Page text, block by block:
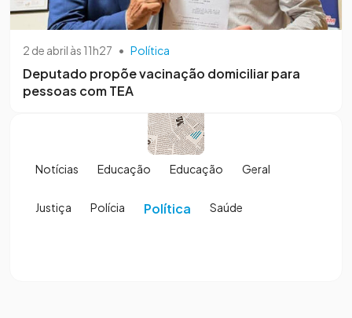
2 de abril às 11h27 • Política
Deputado propõe vacinação domiciliar para
pessoas com TEA
Notícias Educação Educação Geral
Justiça Polícia Política Saúde